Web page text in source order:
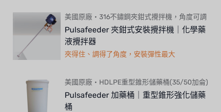
美國原廠・316不鏽鋼夾鉗式攪拌機，角度可調
Pulsafeeder 夾鉗式安裝攪拌機｜化學藥
液攪拌器
夾得住、調得了角度，安裝彈性最大
美國原廠・HDLPE重型錐形儲藥桶(35/50加侖)
Pulsafeeder 加藥桶｜重型錐形強化儲藥
桶